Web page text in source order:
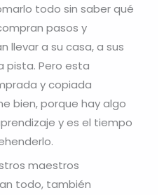
todo sin saber qué
pasos y
llevar a su casa, a sus
pista. Pero esta
y copiada
bien, porque hay algo
y es el tiempo
maestros
todo, también